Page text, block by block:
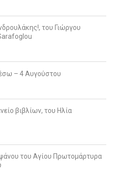
του Γιώργου
– 4 Αυγούστου
βιβλίων, του Ηλία
του Αγίου Πρωτομάρτυρα